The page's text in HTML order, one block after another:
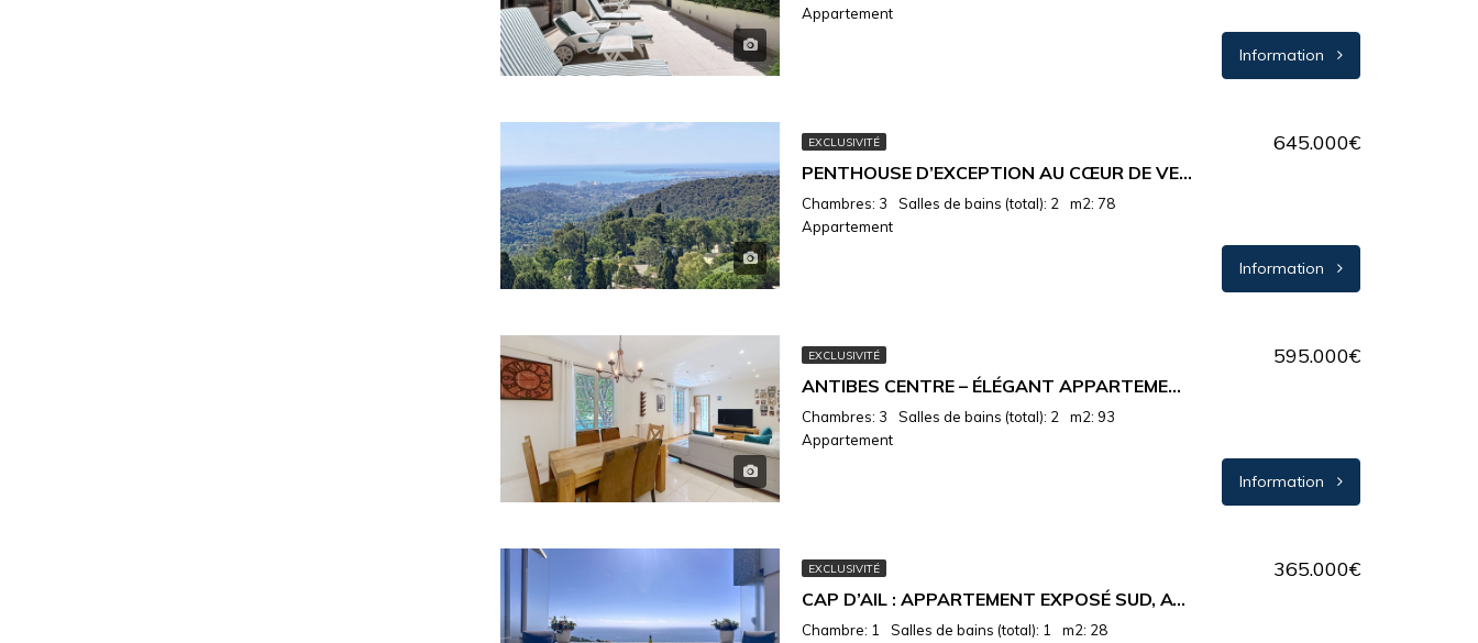
Appartement
Information
EXCLUSIVITÉ
PENTHOUSE D’EXCEPTION AU CŒUR DE VENCE – SOLEIL, CALME ET VUE SUR LA MÉDITERRANÉE
Chambres: 3 Salles de bains (total): 2
m2: 78
Appartement
645.000€
Information
EXCLUSIVITÉ
ANTIBES CENTRE – ÉLÉGANT APPARTEMENT 4 PIÈCES À DEUX PAS DU PORT VAUBAN
Chambres: 3 Salles de bains (total): 2
m2: 93
Appartement
595.000€
Information
EXCLUSIVITÉ
CAP D’AIL : APPARTEMENT EXPOSÉ SUD, AVEC VUE MER IMPRENABLE.
Chambre: 1 Salles de bains (total): 1
m2: 28
365.000€